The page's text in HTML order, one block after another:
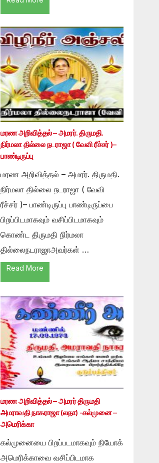
மரண அறிவித்தல் – அமரர். திருமதி.
நிர்மலா தில்லை நடராஜா ( வேவி ரீச்சர் )–
பாண்டிருப்பு
மரண அறிவித்தல் – அமரர். திருமதி.
நிர்மலா தில்லை நடராஜா ( வேவி
ரீச்சர் )– பாண்டிருப்பு பாண்டிருப்பை
பிறப்பிடமாகவும் வசிப்பிடமாகவும்
கொண்ட திருமதி நிர்மலா
தில்லைநடராஜாஅவர்கள் …
Read More
மரண அறிவித்தல் – அமரர் திருமதி
அமராவதி நாகராஜா (லதா) -கல்முனை –
அமெரிக்கா
கல்முனையை பிறப்படமாகவும் நியோக்
அமெரிக்காவை வசிப்பிடமாக